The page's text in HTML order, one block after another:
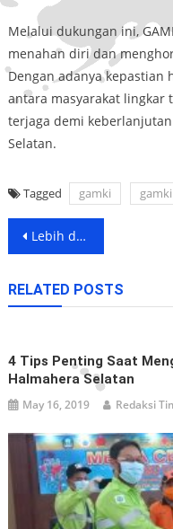
Melalui dukungan ini,
menahan diri dan
Dengan adanya kepastian
antara masyarakat
terjaga demi
Selatan.
Tagged gamki
Post
Lebih dari Sekadar Melaut: Nelayan Soligi Bangun Ekonomi Lewat SUTAN
RELATED POSTS
4 Tips Penting Saat
Halmahera Selatan
May 16, 2019 Redaksi